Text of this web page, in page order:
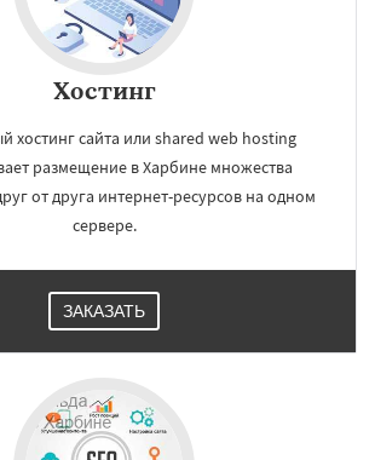
Хостинг
хостинг сайта или shared web hosting
размещение в Харбине множества
от друга интернет-ресурсов на одном
сервере.
ЗАКАЗАТЬ